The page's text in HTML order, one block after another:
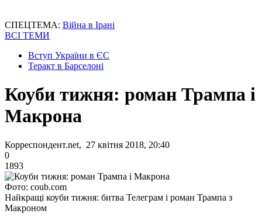
СПЕЦТЕМА: Війна в Ірані
ВСІ ТЕМИ
Вступ України в ЄС
Теракт в Барселоні
Коуби тижня: роман Трампа і
Макрона
Корреспондент.net, 27 квітня 2018, 20:40
0
1893
Фото: coub.com
Найкращі коуби тижня: битва Телеграм і роман Трампа з
Макроном